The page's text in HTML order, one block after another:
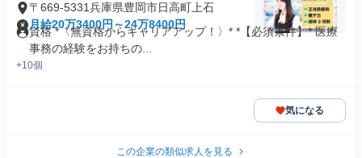
〒669-5331兵庫県豊岡市日高町上石
月給20万3400円～24万8400円
資格 *〈無資格からキャリアアップ！〉* *【必須条件】* 医療
事務の経験をお持ちの...
+10個
気になる
この企業の類似求人を見る